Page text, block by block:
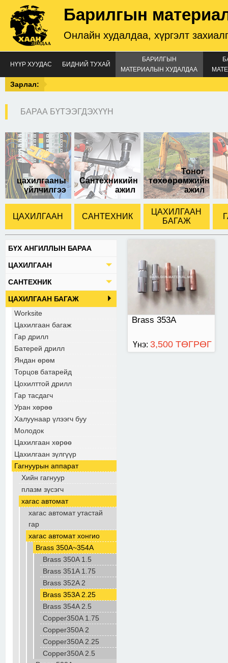
Барилгын
Онлайн худалдаа, хүргэлт
НҮҮР ХУУДАС БИДНИЙ ТУХАЙ
БАРИЛГЫН
МАТЕРИАЛЫН ХУДАЛДАА
Зарлал:
БАРАА БҮТЭЭГДЭХҮҮН
цахилгааны
үйлчилгээ
Сантехникийн
ажил
Тоног
төхөөрөмжийн
ажил
ЦАХИЛГААН САНТЕХНИК
ЦАХИЛГААН
БАГАЖ
БҮХ АНГИЛЛЫН БАРАА
ЦАХИЛГААН
САНТЕХНИК
ЦАХИЛГААН БАГАЖ
Worksite
Цахилгаан багаж
Гар дрилл
Батерей дрилл
Яндан өрөм
Торцов батарейд
Цохилттой дрилл
Гар тасдагч
Уран хөрөө
Халуунаар үлээгч буу
Молодок
Цахилгаан хөрөө
Цахилгаан зүлгүүр
Гагнуурын аппарат
Хийн гагнуур
плазм зүсэгч
хагас автомат
хагас автомат утастай
гар
хагас автомат хонгио
Brass 350A~354A
Brass 350A 1.5
Brass 351A 1.75
Brass 352A 2
Brass 353A 2.25
Brass 354A 2.5
Copper350A 1.75
Copper350A 2
Copper350A 2.25
Copper350A 2.5
Brass 353A
Brass 353A
Үнэ: 3,500 ТӨГРӨГ